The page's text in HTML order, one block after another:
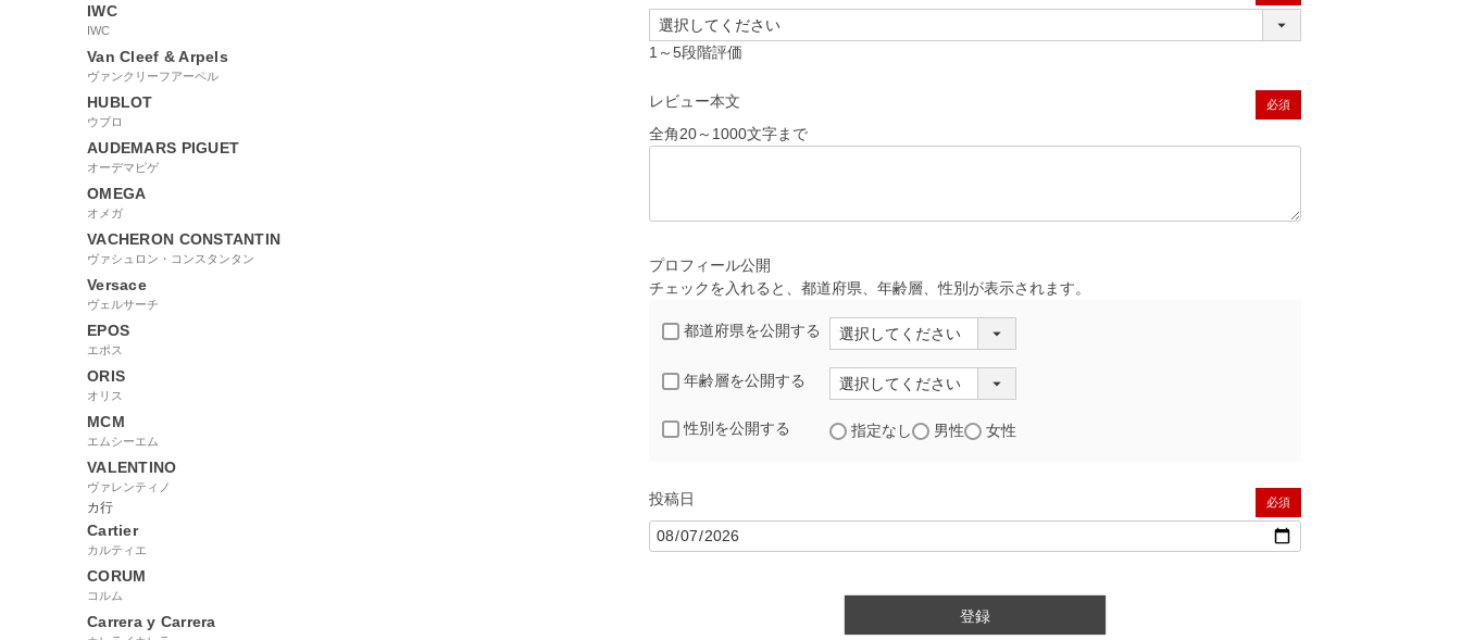
IWC
IWC
Van Cleef & Arpels
ヴァンクリーフアーペル
HUBLOT
ウブロ
AUDEMARS PIGUET
オーデマピゲ
OMEGA
オメガ
VACHERON CONSTANTIN
ヴァシュロン・コンスタンタン
Versace
ヴェルサーチ
EPOS
エポス
ORIS
オリス
MCM
エムシーエム
VALENTINO
ヴァレンティノ
カ行
Cartier
カルティエ
CORUM
コルム
Carrera y Carrera
1～5段階評価
レビュー本文
全角20～1000文字まで
プロフィール公開
チェックを入れると、都道府県、年齢層、性別が表示されます。
都道府県を公開する
年齢層を公開する
性別を公開する 指定なし 男性 女性
投稿日
(必須)
登録